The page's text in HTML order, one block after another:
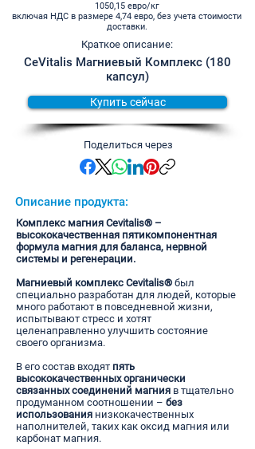
1050,15 евро/кг
включая НДС в размере 4,74 евро, без учета стоимости
доставки.
Краткое описание:
CeVitalis Магниевый Комплекс (180
капсул)
Купить сейчас
Поделиться через
Описание продукта:
Комплекс магния Cevitalis® –
высококачественная пятикомпонентная
формула магния для баланса, нервной
системы и регенерации.
Магниевый комплекс Cevitalis® был
специально разработан для людей, которые
много работают в повседневной жизни,
испытывают стресс и хотят
целенаправленно улучшить состояние
своего организма.
В его состав входят пять
высококачественных органически
связанных соединений магния в тщательно
продуманном соотношении – без
использования низкокачественных
наполнителей, таких как оксид магния или
карбонат магния.